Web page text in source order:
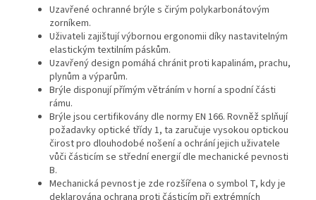
Uzavřené ochranné brýle s čirým polykarbonátovým
zorníkem.
Uživateli zajištují výbornou ergonomii díky nastavitelným
elastickým textilním páskům.
Uzavřený design pomáhá chránit proti kapalinám, prachu,
plynům a výparům.
Brýle disponují přímým větráním v horní a spodní části
rámu.
Brýle jsou certifikovány dle normy EN 166. Rovněž splňují
požadavky optické třídy 1, ta zaručuje vysokou optickou
čirost pro dlouhodobé nošení a ochrání jejich uživatele
vůči částicím se střední energií dle mechanické pevnosti
B.
Mechanická pevnost je zde rozšířena o symbol T, kdy je